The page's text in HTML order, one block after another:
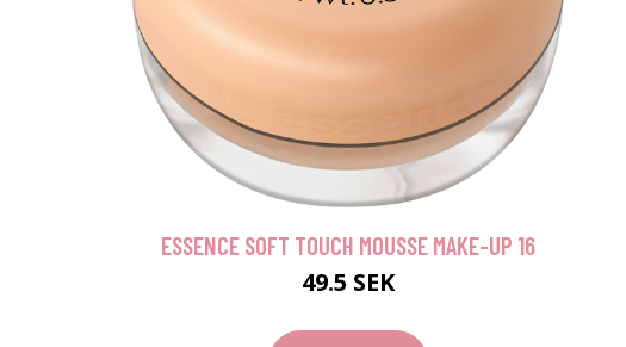
ESSENCE SOFT TOUCH MOUSSE MAKE-UP 16
49.5 SEK